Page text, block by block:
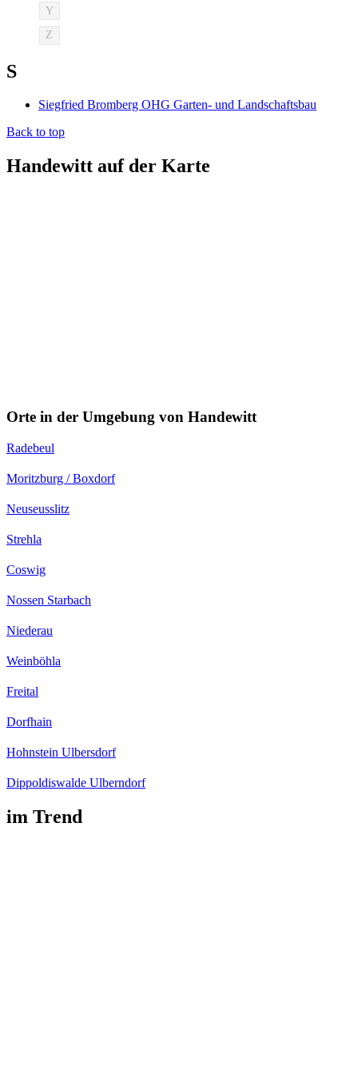
Y
Z
S
Siegfried Bromberg OHG Garten- und Landschaftsbau
Back to top
Handewitt auf der Karte
Orte in der Umgebung von Handewitt
Radebeul
Moritzburg / Boxdorf
Neuseusslitz
Strehla
Coswig
Nossen Starbach
Niederau
Weinböhla
Freital
Dorfhain
Hohnstein Ulbersdorf
Dippoldiswalde Ulberndorf
im Trend